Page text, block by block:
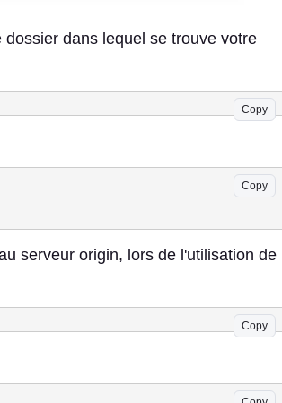
dans lequel se trouve votre
Copy
Copy
serveur origin, lors de l'utilisation de
Copy